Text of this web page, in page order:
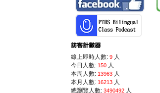
線上即時人數: 9 人
今日人數: 150 人
本周人數: 13963 人
本月人數: 16213 人
總瀏覽人數: 3490492 人